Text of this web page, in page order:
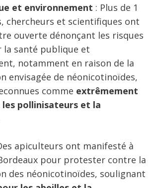
et environnement : Plus de 1
chercheurs et scientifiques ont
ouverte dénonçant les risques
la santé publique et
notamment en raison de la
envisagée de néonicotinoïdes,
comme extrêmement
les pollinisateurs et la
apiculteurs ont manifesté à
pour protester contre la
des néonicotinoïdes, soulignant